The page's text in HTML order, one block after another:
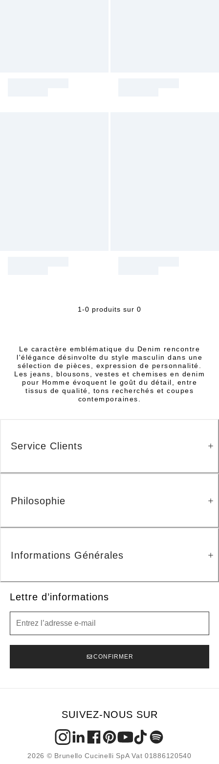
1-0 produits sur 0
Le caractère emblématique du Denim rencontre
l'élégance désinvolte du style masculin dans une
sélection de pièces, expression de personnalité.
Les jeans, blousons, vestes et chemises en denim
pour Homme évoquent le goût du détail, entre
tissus de qualité, tons recherchés et coupes
contemporaines.
Lettre d’informations
CONFIRMER
Service Clients
Philosophie
Informations Générales
SUIVEZ-NOUS SUR
2026 © Brunello Cucinelli SpA Vat 01886120540